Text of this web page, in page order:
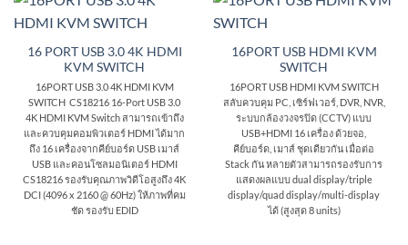
16 PORT USB 3.0 4K HDMI
KVM SWITCH
16PORT USB 3.0 4K HDMI KVM
SWITCH CS18216 16-Port USB 3.0
4K HDMI KVM Switch สามารถเข้าถึง
และควบคุมคอมพิวเตอร์ HDMI ได้มาก
ถึง 16 เครื่องจากคีย์บอร์ด USB เมาส์
USB และคอนโซลมอนิเตอร์ HDMI
CS18216 รองรับคุณภาพวิดีโอสูงถึง 4K
DCI (4096 x 2160 @ 60Hz) ให้ภาพที่คม
ชัด รองรับ EDID
16PORT USB HDMI KVM
SWITCH
16PORT USB HDMI KVM SWITCH
สลับควบคุม PC, เซิร์ฟเวอร์, DVR, NVR,
ระบบกล้องวงจรปิด (CCTV) แบบ
USB+HDMI 16 เครื่อง ด้วยจอ,
คีย์บอร์ด, เมาส์ ชุดเดียวกัน เมื่อต่อ
Stack กัน หลายตัวสามารถรองรับการ
แสดงผลแบบ dual display/triple
display/quad display/multi-display
ได้ (สูงสุด 8 units)